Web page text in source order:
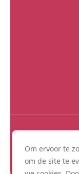
Om ervoor te
om de site te